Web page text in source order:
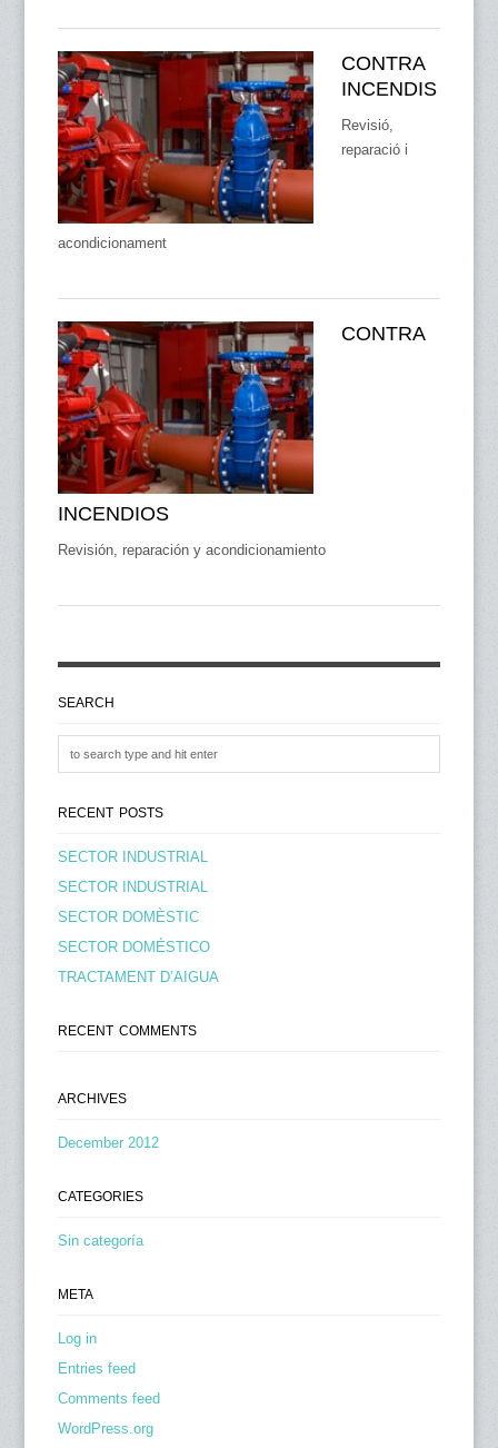
CONTRA
INCENDIS
Revisió,
reparació i
acondicionament
CONTRA
INCENDIOS
Revisión, reparación y acondicionamiento
SEARCH
RECENT POSTS
SECTOR INDUSTRIAL
SECTOR INDUSTRIAL
SECTOR DOMÈSTIC
SECTOR DOMÉSTICO
TRACTAMENT D’AIGUA
RECENT COMMENTS
ARCHIVES
December 2012
CATEGORIES
Sin categoría
META
Log in
Entries feed
Comments feed
WordPress.org